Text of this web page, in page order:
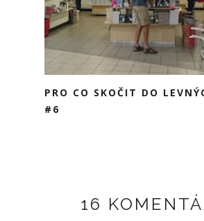
PRO CO SKOČIT DO
#6
16